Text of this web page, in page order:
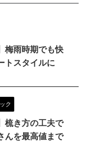
梅雨時期でも快
トスタイルに
ク
梳き方の工夫で
んを最高値まで